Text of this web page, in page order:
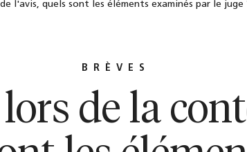
l'avis, quels sont les éléments examinés par le juge
BRÈVES
de la